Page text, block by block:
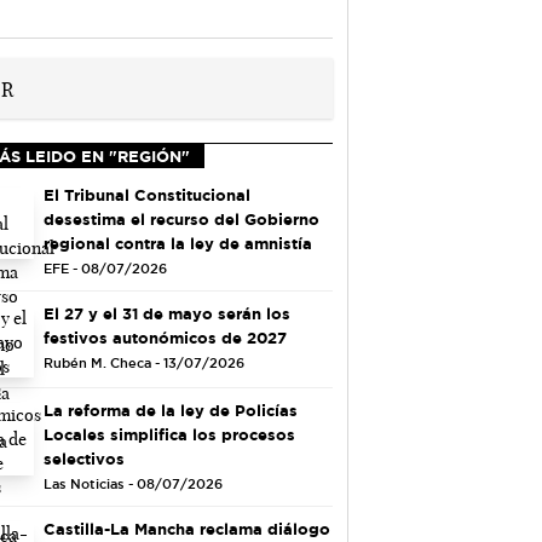
LEIDO EN "REGIÓN"
El Tribunal Constitucional
desestima el recurso del Gobierno
regional contra la ley de amnistía
EFE - 08/07/2026
El 27 y el 31 de mayo serán los
festivos autonómicos de 2027
Rubén M. Checa - 13/07/2026
La reforma de la ley de Policías
Locales simplifica los procesos
selectivos
Las Noticias - 08/07/2026
Castilla-La Mancha reclama diálogo